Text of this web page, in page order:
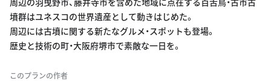
墳群はユネスコの世界遺産として動きはじめた。
周辺には古墳に関する新たなグルメ・スポットも登場。
歴史と技術の町・大阪府堺市で素敵な一日を。
このプランの作者